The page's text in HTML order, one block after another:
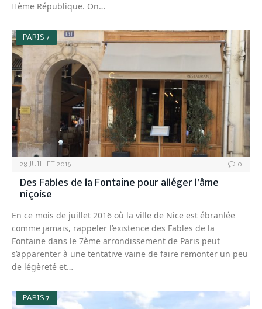
IIème République. On…
PARIS 7
28 JUILLET 2016 0
Des Fables de la Fontaine pour alléger l’âme
niçoise
En ce mois de juillet 2016 où la ville de Nice est ébranlée
comme jamais, rappeler l’existence des Fables de la
Fontaine dans le 7ème arrondissement de Paris peut
s’apparenter à une tentative vaine de faire remonter un peu
de légèreté et…
PARIS 7